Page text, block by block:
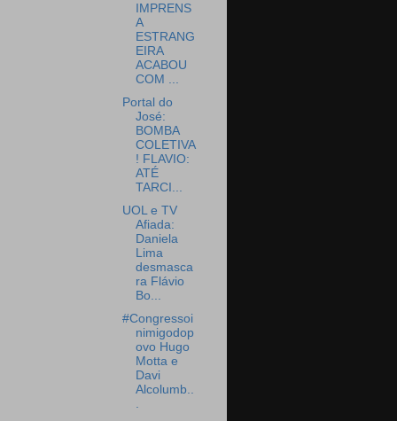
IMPRENS
A
ESTRANG
EIRA
ACABOU
COM ...
Portal do
José:
BOMBA
COLETIVA
! FLAVIO:
ATÉ
TARCI...
UOL e TV
Afiada:
Daniela
Lima
desmasca
ra Flávio
Bo...
#Congressoi
nimigodop
ovo Hugo
Motta e
Davi
Alcolumb..
.